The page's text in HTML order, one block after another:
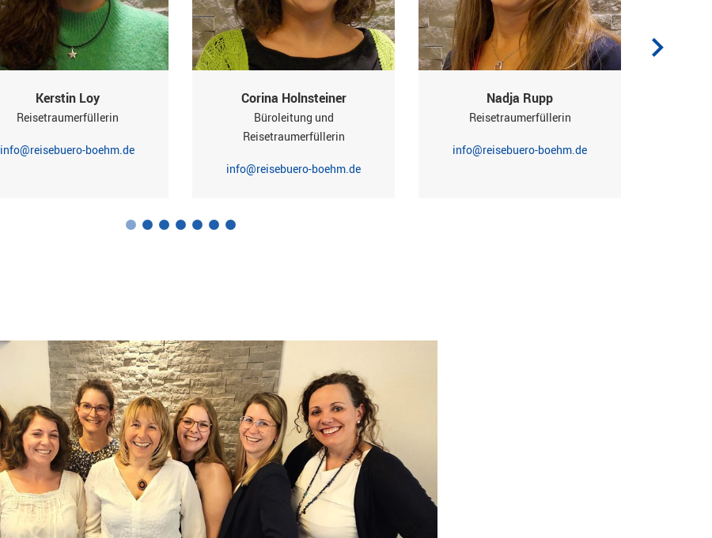
Kerstin Loy
Reisetraumerfüllerin
info@reisebuero-boehm.de
Corina Holnsteiner
Büroleitung und
Reisetraumerfüllerin
info@reisebuero-boehm.de
Nadja Rupp
Reisetraumerfüllerin
info@reisebuero-boehm.de
1 2 3 4 5 6 7